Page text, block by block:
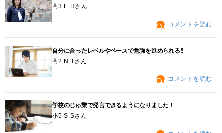
高3 E.Hさん
コメントを読む
自分に合ったレベルやペースで勉強を進められる!!
高2 N.Tさん
コメントを読む
学校のじゅ業で発言できるようになりました！
小5 S.Sさん